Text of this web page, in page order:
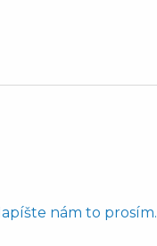
nám to prosím.